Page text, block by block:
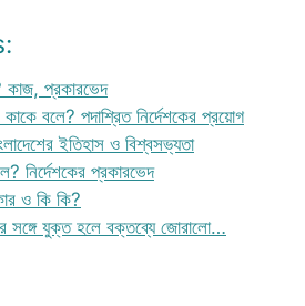
প্রকারভেদ
কাকে বলে? পদাশ্রিত নির্দেশকের প্রয়োগ
ইতিহাস ও বিশ্বসভ্যতা
নির্দেশকের প্রকারভেদ
ও কি কি?
সঙ্গে যুক্ত হলে বক্তব্যে জোরালো…